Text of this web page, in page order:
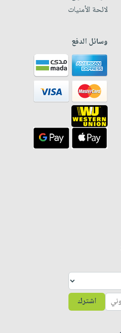
لائحة الأمنيات
وسائل الدفع
اشترك